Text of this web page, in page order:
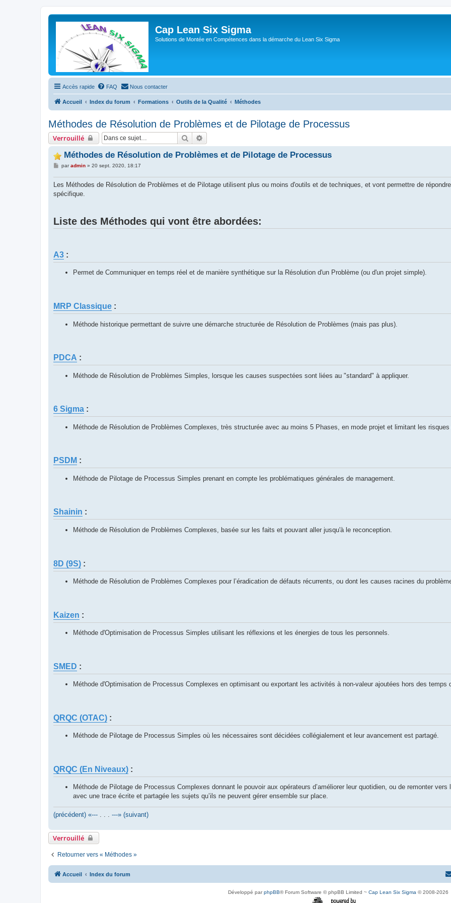
Cap Lean Six Sigma
Solutions de Montée en Compétences dans la démarche du Lean Six Sigma
Accès rapide FAQ Nous contacter
Accueil Index du forum Formations Outils de la Qualité Méthodes
Méthodes de Résolution de Problèmes et de Pilotage de Processus
Verrouillé Rechercher
Méthodes de Résolution de Problèmes et de Pilotage de Processus
M
s
s
g
paradmin» 20 sept. 2020, 18:17
Les Méthodes de Résolution de Problèmes et de Pilotage utilisent plus ou moins d'outils et de techniques, et vont permettre de
spécifique.
Liste des Méthodes qui vont être abordées:
A3 :
Permet de Communiquer en temps réel et de manière synthétique sur la Résolution d'un Problème (ou d'un projet simple).
MRP Classique :
Méthode historique permettant de suivre une démarche structurée de Résolution de Problèmes (mais pas plus).
PDCA :
Méthode de Résolution de Problèmes Simples, lorsque les causes suspectées sont liées au "standard" à appliquer.
6 Sigma :
Méthode de Résolution de Problèmes Complexes, très structurée avec au moins 5 Phases, en mode projet et limitant les risques
PSDM :
Méthode de Pilotage de Processus Simples prenant en compte les problématiques générales de management.
Shainin :
Méthode de Résolution de Problèmes Complexes, basée sur les faits et pouvant aller jusqu'à le reconception.
8D (9S) :
Méthode de Résolution de Problèmes Complexes pour l’éradication de défauts récurrents, ou dont les causes racines du
Kaizen :
Méthode d'Optimisation de Processus Simples utilisant les réflexions et les énergies de tous les personnels.
SMED :
Méthode d'Optimisation de Processus Complexes en optimisant ou exportant les activités à non-valeur ajoutées hors des temps
QRQC (OTAC) :
Méthode de Pilotage de Processus Simples où les nécessaires sont décidées collégialement et leur avancement est partagé.
QRQC (En Niveaux) :
Méthode de Pilotage de Processus Complexes donnant le pouvoir aux opérateurs d’améliorer leur quotidien, ou de remonter vers
avec une trace écrite et partagée les sujets qu’ils ne peuvent gérer ensemble sur place.
(précédent) «--- ---» (suivant)
Verrouillé
Retourner vers « Méthodes »
Accueil Index du forum
Développé parphpBB® Forum Software © phpBB Limited ~ Cap Lean Six Sigma © 2008-2026